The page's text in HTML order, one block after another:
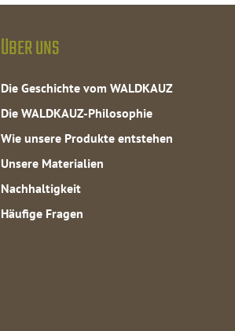
ÜBER UNS
Die Geschichte vom WALDKAUZ
Die WALDKAUZ-Philosophie
Wie unsere Produkte entstehen
Unsere Materialien
Nachhaltigkeit
Häufige Fragen